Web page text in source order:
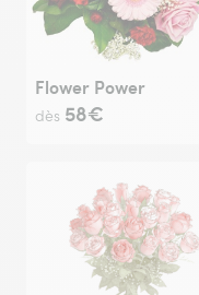
Flower Power
dès 58€